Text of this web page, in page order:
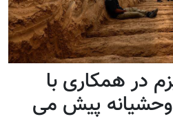
در همکاری با
پیش می